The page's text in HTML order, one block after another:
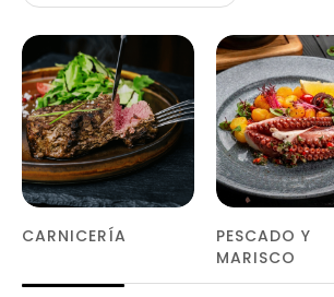
CARNICERÍA
PESCADO Y
MARISCO